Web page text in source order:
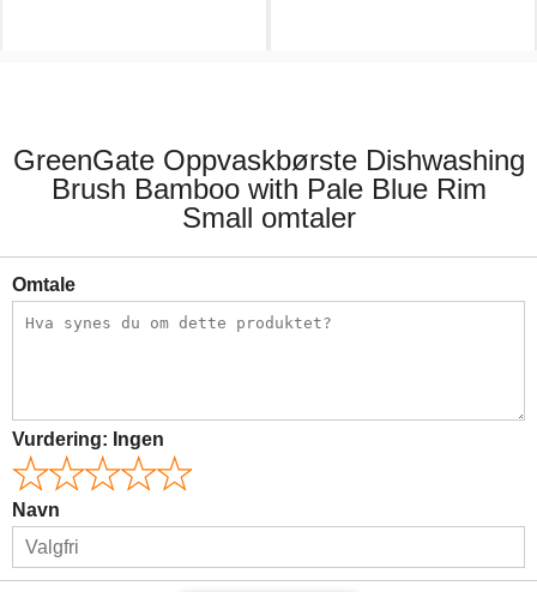
GreenGate Oppvaskbørste Dishwashing
Brush Bamboo with Pale Blue Rim
Small omtaler
Omtale
Vurdering: Ingen
Navn